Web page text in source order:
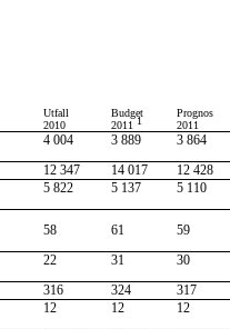
Utfall Budget
Prognos
2010
2011 1 2011
4 004 3 889
3 864
12 347 14 017
12 428
5 822 5 137 5 110
58 61
59
22 31
30
316 324
317
12 12
12